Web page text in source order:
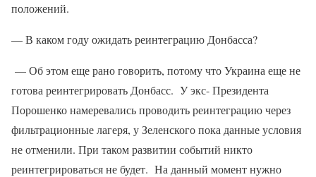
положений.
— В каком году ожидать реинтеграцию Донбасса?
— Об этом еще рано говорить, потому что Украина еще не
готова реинтегрировать Донбасс. У экс- Президента
Порошенко намеревались проводить реинтеграцию через
фильтрационные лагеря, у Зеленского пока данные условия
не отменили. При таком развитии событий никто
реинтегрироваться не будет. На данный момент нужно